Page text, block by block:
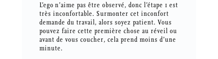
L’ego n’aime pas être observé, donc l’étape 1 est
très inconfortable. Surmonter cet inconfort
demande du travail, alors soyez patient. Vous
pouvez faire cette première chose au réveil ou
avant de vous coucher, cela prend moins d’une
minute.